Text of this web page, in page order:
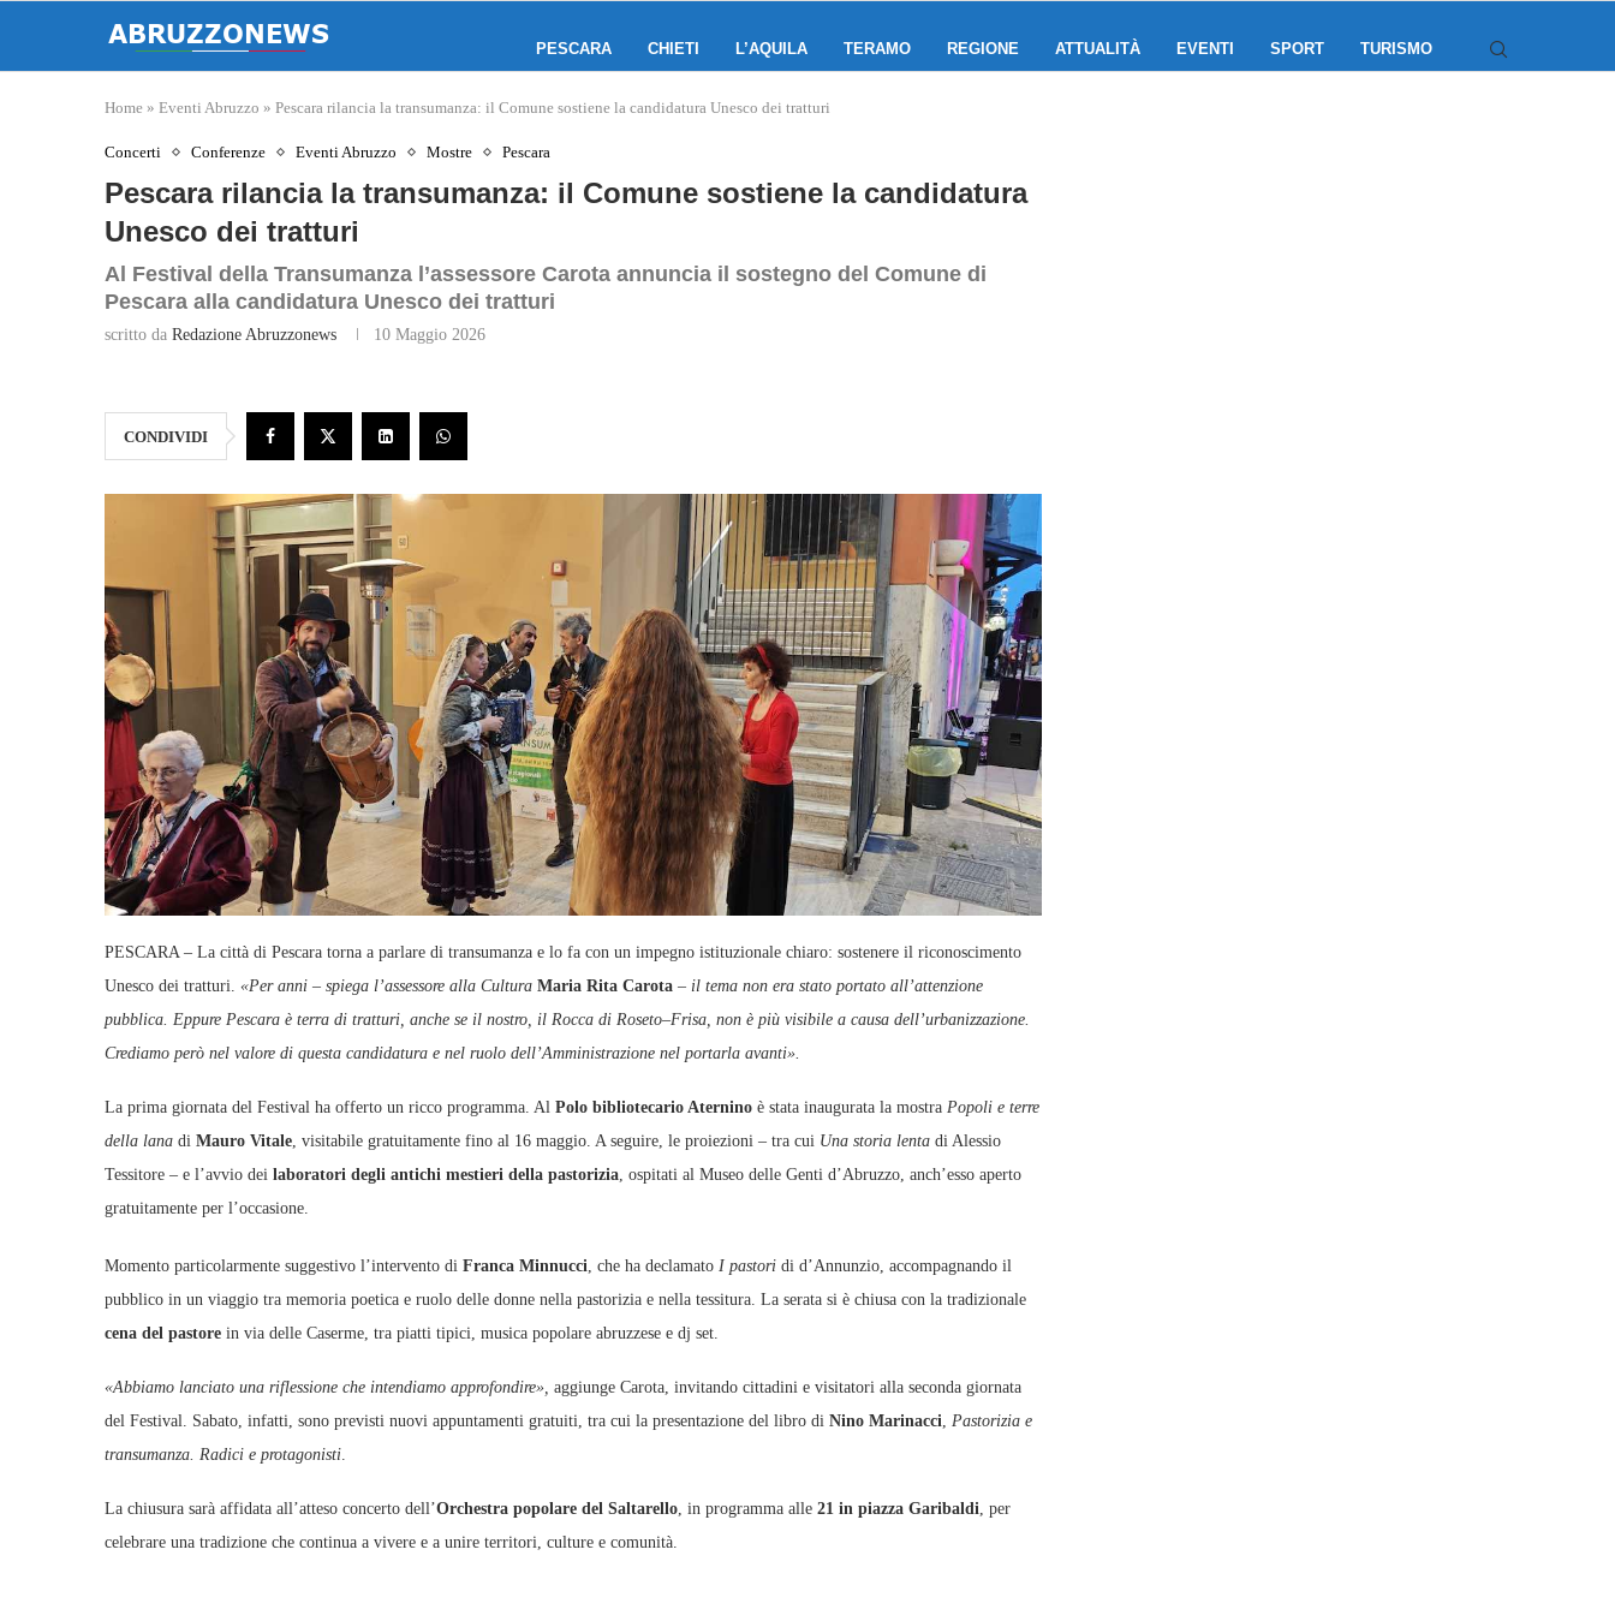
PESCARA CHIETI L’AQUILA TERAMO REGIONE ATTUALITÀ EVENTI SPORT TURISMO
Home » Eventi Abruzzo » Pescara rilancia la transumanza: il Comune sostiene la candidatura Unesco dei tratturi
Concerti Conferenze Eventi Abruzzo Mostre Pescara
Pescara rilancia la transumanza: il Comune sostiene la candidatura
Unesco dei tratturi
Al Festival della Transumanza l’assessore Carota annuncia il sostegno del Comune di
Pescara alla candidatura Unesco dei tratturi
scritto da Redazione Abruzzonews 10 Maggio 2026
CONDIVIDI
PESCARA – La città di Pescara torna a parlare di transumanza e lo fa con un impegno istituzionale chiaro: sostenere il riconoscimento
Unesco dei tratturi. «Per anni – spiega l’assessore alla Cultura Maria Rita Carota – il tema non era stato portato all’attenzione
pubblica. Eppure Pescara è terra di tratturi, anche se il nostro, il Rocca di Roseto–Frisa, non è più visibile a causa dell’urbanizzazione.
Crediamo però nel valore di questa candidatura e nel ruolo dell’Amministrazione nel portarla avanti».
La prima giornata del Festival ha offerto un ricco programma. Al Polo bibliotecario Aternino è stata inaugurata la mostra Popoli e terre
della lana di Mauro Vitale , visitabile gratuitamente fino al 16 maggio. A seguire, le proiezioni – tra cui Una storia lenta di Alessio
Tessitore – e l’avvio dei laboratori degli antichi mestieri della pastorizia , ospitati al Museo delle Genti d’Abruzzo, anch’esso aperto
gratuitamente per l’occasione.
Momento particolarmente suggestivo l’intervento di Franca Minnucci , che ha declamato I pastori di d’Annunzio, accompagnando il
pubblico in un viaggio tra memoria poetica e ruolo delle donne nella pastorizia e nella tessitura. La serata si è chiusa con la tradizionale
cena del pastore in via delle Caserme, tra piatti tipici, musica popolare abruzzese e dj set.
«Abbiamo lanciato una riflessione che intendiamo approfondire», aggiunge Carota, invitando cittadini e visitatori alla seconda giornata
del Festival. Sabato, infatti, sono previsti nuovi appuntamenti gratuiti, tra cui la presentazione del libro di Nino Marinacci
Pastorizia e
transumanza. Radici e protagonisti
La chiusura sarà affidata all’atteso concerto dell’Orchestra popolare del Saltarello , in programma alle 21 in piazza Garibaldi , per
celebrare una tradizione che continua a vivere e a unire territori, culture e comunità.